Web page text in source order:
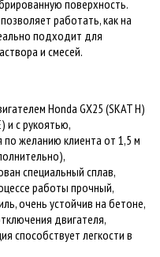
поверхность.
работать, как на
подходит для
и смесей.
Honda GX25 (SKAT H)
и с рукоятью,
желанию клиента от 1,5 м
специальный сплав,
работы прочный,
очень устойчив на бетоне,
двигателя,
способствует легкости в